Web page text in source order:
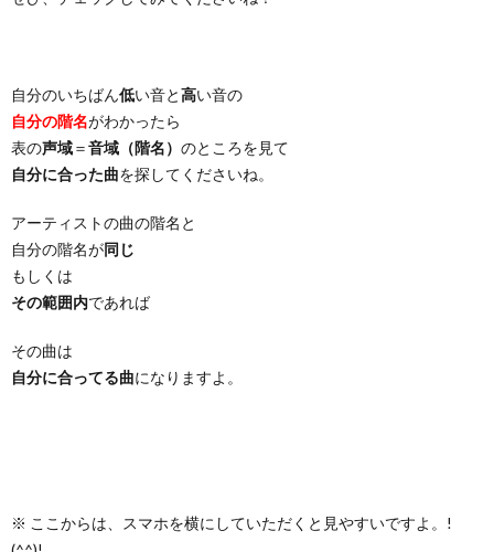
自分のいちばん低い音と高い音の
自分の階名がわかったら
表の声域＝音域（階名） のところを見て
自分に合った曲を探してくださいね。
アーティストの曲の階名と
自分の階名が同じ
もしくは
その範囲内であれば
その曲は
自分に合ってる曲になりますよ。
※ ここからは、スマホを横にしていただくと見やすいですよ。!